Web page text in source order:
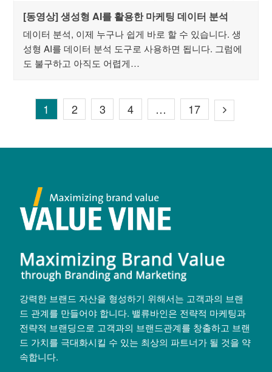
[동영상] 생성형 AI를 활용한 마케팅 데이터 분석
데이터 분석, 이제 누구나 쉽게 바로 할 수 있습니다. 생
성형 AI를 데이터 분석 도구로 사용하면 됩니다. 그럼에
도 불구하고 아직도 어렵게…
1 2 3 4 … 17
강력한 브랜드 자산을 형성하기 위해서는 고객과의 브랜
드 관계를 만들어야 합니다. 밸류바인은 전략적 마케팅과
전략적 브랜딩으로 고객과의 브랜드관계를 창출하고 브랜
드 가치를 극대화시킬 수 있는 최상의 파트너가 될 것을 약
속합니다.